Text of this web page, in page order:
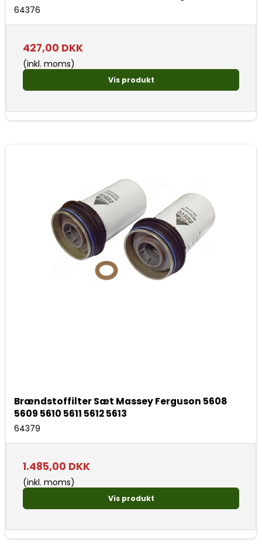
64376
427,00 DKK
(inkl. moms)
Vis produkt
Brændstoffilter Sæt Massey Ferguson 5608
5609 5610 5611 5612 5613
64379
1.485,00 DKK
(inkl. moms)
Vis produkt